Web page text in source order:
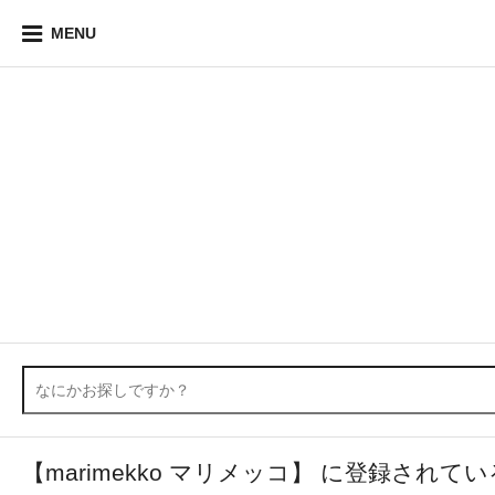
MENU
【marimekko マリメッコ】 に登録されてい